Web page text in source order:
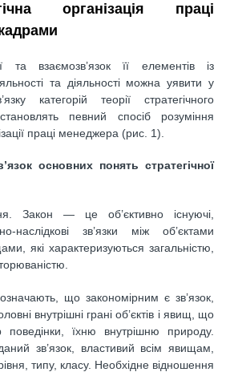
організація праці
та взаємозв’язок її елементів із
та діяльності можна уявити у
категорій теорії стратегічного
певний спосіб розуміння
праці менеджера (рис. 1).
основних понять стратегічної
Закон — це об’єктивно існуючі,
наслідкові зв’язки між об’єктами
які характеризуються загальністю,
означають, що закономірним є зв’язок,
внутрішні грані об’єктів і явищ, що
поведінки, їхню внутрішню природу.
зв’язок, властивий всім явищам,
типу, класу. Необхідне відношення